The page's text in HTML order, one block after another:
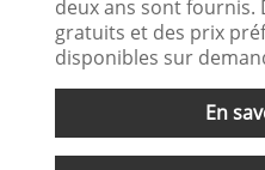
deux ans sont fournis.
gratuits et des prix
disponibles sur
En